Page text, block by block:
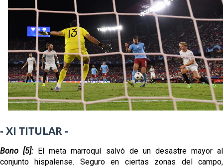
El Rayo Vallecano llega a la cita de Nervión con
Crónica Pretemporada | Xerez DFC 1-0 Sevilla
Atlético
Crónica Pretemporada I Bayer Leverkusen 2-1
Sevilla FC
El Tribunal Superior de Justicia concede la
cautelar a Isi Palazón
- XI TITULAR -
Bono [5]: El meta marroquí salvó de un desastre mayor al
conjunto hispalense. Seguro en ciertas zonas del campo,